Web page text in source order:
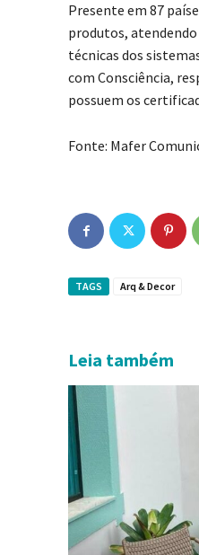
Presente em 87
produtos,
técnicas dos
com Consciência,
possuem os
Fonte: Mafer
TAGS Arq & Decor
Leia também